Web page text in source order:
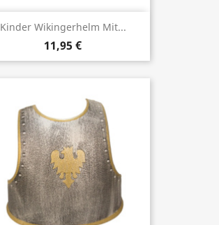
Kinder Wikingerhelm Mit...
11,95 €